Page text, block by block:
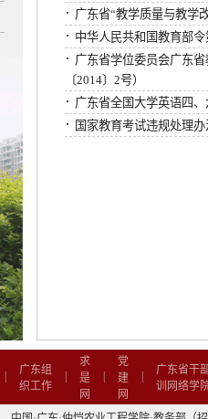
· 广东省“教学质量与教学
· 中华人民共和国教育部
· 广东省学位委员会广东
〔2014〕2号）
· 广东省全国大学英语四
· 国家教育考试违规处理办
广东组
织工作
求
是
网
党
建
网
广东省干
训网络学